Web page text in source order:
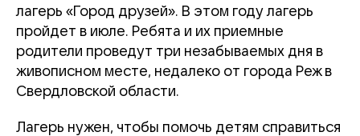
лагерь «Город друзей». В этом году лагерь
пройдет в июле. Ребята и их приемные
родители проведут три незабываемых дня в
живописном месте, недалеко от города Реж в
Свердловской области.
Лагерь нужен, чтобы помочь детям справиться